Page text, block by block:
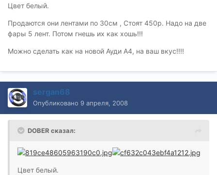
Цвет белый.
Продаются они лентами по 30см , Стоят 450р. Надо на две
фары 5 лент. Потом гнешь их как хошь!!!
Можно сделать как на новой Ауди А4, на ваш вкус!!!!
sergan68
Опубликовано 9 апреля, 2008
DOBER сказал:
Цвет белый.